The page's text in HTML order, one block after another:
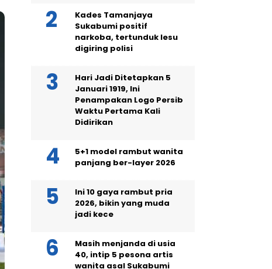
Kades Tamanjaya
Sukabumi positif
narkoba, tertunduk lesu
digiring polisi
Hari Jadi Ditetapkan 5
Januari 1919, Ini
Penampakan Logo Persib
Waktu Pertama Kali
Didirikan
5+1 model rambut wanita
panjang ber-layer 2026
Ini 10 gaya rambut pria
2026, bikin yang muda
jadi kece
Masih menjanda di usia
40, intip 5 pesona artis
wanita asal Sukabumi